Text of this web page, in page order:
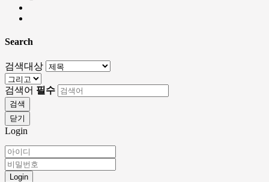
Search
검색대상
검색어 필수
검색
닫기
Login
Login